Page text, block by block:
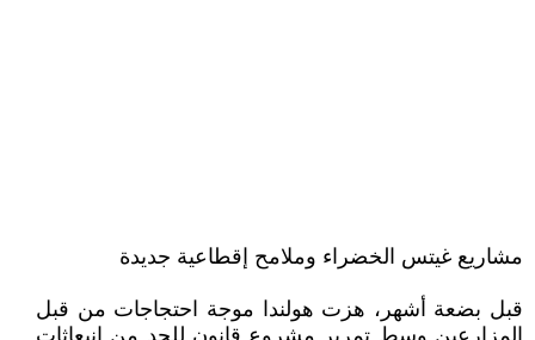
مشاريع غيتس الخضراء وملامح إقطاعية جديدة
قبل بضعة أشهر، هزت هولندا موجة احتجاجات من قبل